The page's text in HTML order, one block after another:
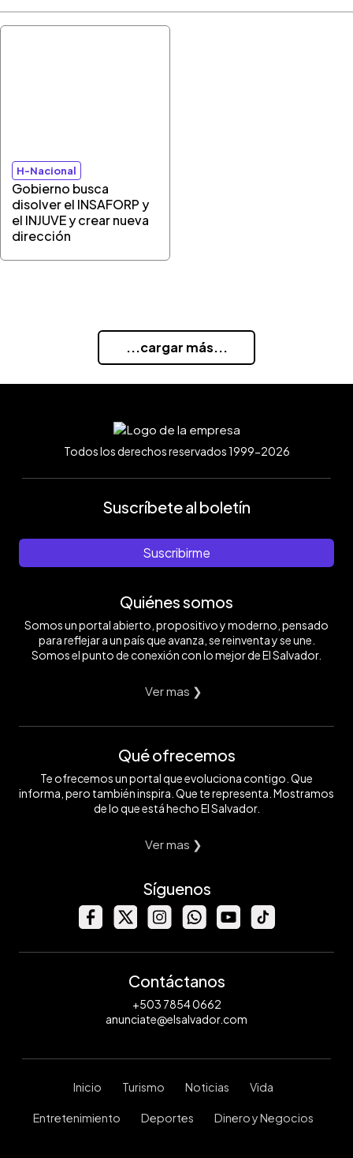
H-Nacional
Gobierno busca
disolver el INSAFORP y
el INJUVE y crear nueva
dirección
...cargar más...
Todos los derechos reservados 1999-2026
Suscríbete al boletín
Suscribirme
Quiénes somos
Somos un portal abierto, propositivo y moderno, pensado
para reflejar a un país que avanza, se reinventa y se une.
Somos el punto de conexión con lo mejor de El Salvador.
Ver mas ❯
Qué ofrecemos
Te ofrecemos un portal que evoluciona contigo. Que
informa, pero también inspira. Que te representa. Mostramos
de lo que está hecho El Salvador.
Ver mas ❯
Síguenos
Contáctanos
+503 7854 0662
anunciate@elsalvador.com
Inicio Turismo Noticias Vida
Entretenimiento Deportes Dinero y Negocios